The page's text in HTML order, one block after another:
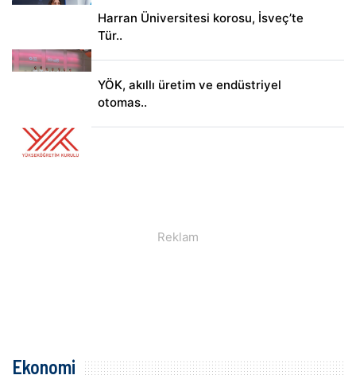
Harran Üniversitesi korosu, İsveç’te
Tür..
YÖK, akıllı üretim ve endüstriyel
otomas..
Ekonomi